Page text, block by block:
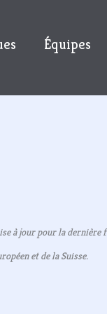
Équipes
à jour pour la
et de la Suisse.